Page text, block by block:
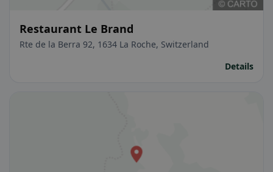
Restaurant Le Brand
Rte de la Berra 92, 1634 La Roche, Switzerland
Details